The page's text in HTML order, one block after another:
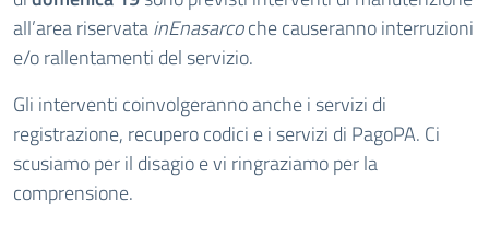
all’area riservatainEnasarcoche causeranno interruzioni
e/o rallentamenti del servizio.
Gli interventi coinvolgeranno anche i servizi di
registrazione, recupero codici e i servizi di PagoPA. Ci
scusiamo per il disagio e vi ringraziamo per la
comprensione.